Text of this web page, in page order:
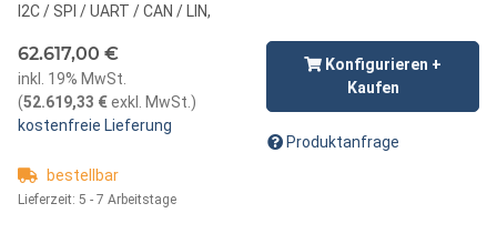
I2C / SPI / UART / CAN / LIN,
62.617,00 €
inkl. 19% MwSt.
(52.619,33 €exkl. MwSt. )
kostenfreie Lieferung
bestellbar
Lieferzeit: 5 - 7 Arbeitstage
Konfigurieren +
Kaufen
Produktanfrage